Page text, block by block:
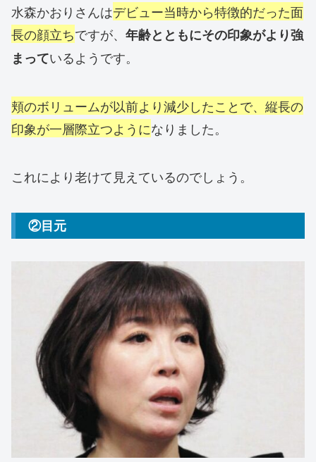
水森かおりさんはデビュー当時から特徴的だった面
長の顔立ちですが、 年齢とともにその印象がより強
まっているようです。
頬のボリュームが以前より減少したことで、縦長の
印象が一層際立つようになりました。
これにより老けて見えているのでしょう。
②目元